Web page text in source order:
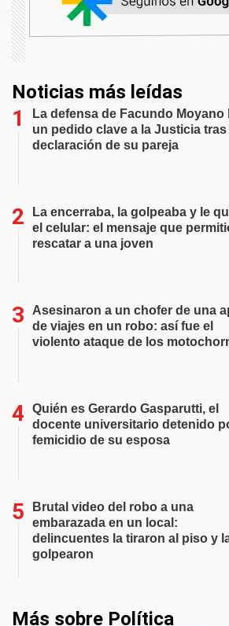
Noticias más leídas
La defensa de Facundo Moyano
un pedido clave a la Justicia tras
declaración de su pareja
La encerraba, la golpeaba y le
el celular: el mensaje que
rescatar a una joven
Asesinaron a un chofer de una
de viajes en un robo: así fue el
violento ataque de los
Quién es Gerardo Gasparutti, el
docente universitario detenido
femicidio de su esposa
Brutal video del robo a una
embarazada en un local:
delincuentes la tiraron al piso y
golpearon
Más sobre Política